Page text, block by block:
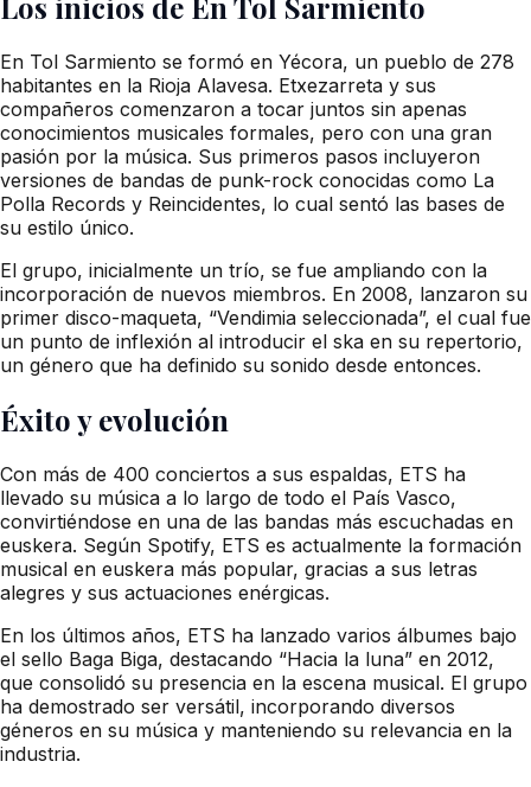
En Tol Sarmiento se formó en Yécora, un pueblo de 278
habitantes en la Rioja Alavesa. Etxezarreta y sus
compañeros comenzaron a tocar juntos sin apenas
conocimientos musicales formales, pero con una gran
pasión por la música. Sus primeros pasos incluyeron
versiones de bandas de punk-rock conocidas como La
Polla Records y Reincidentes, lo cual sentó las bases de
su estilo único.
El grupo, inicialmente un trío, se fue ampliando con la
incorporación de nuevos miembros. En 2008, lanzaron su
primer disco-maqueta, “Vendimia seleccionada”, el cual fue
un punto de inflexión al introducir el ska en su repertorio,
un género que ha definido su sonido desde entonces.
Éxito y evolución
Con más de 400 conciertos a sus espaldas, ETS ha
llevado su música a lo largo de todo el País Vasco,
convirtiéndose en una de las bandas más escuchadas en
euskera. Según Spotify, ETS es actualmente la formación
musical en euskera más popular, gracias a sus letras
alegres y sus actuaciones enérgicas.
En los últimos años, ETS ha lanzado varios álbumes bajo
el sello Baga Biga, destacando “Hacia la luna” en 2012,
que consolidó su presencia en la escena musical. El grupo
ha demostrado ser versátil, incorporando diversos
géneros en su música y manteniendo su relevancia en la
industria.